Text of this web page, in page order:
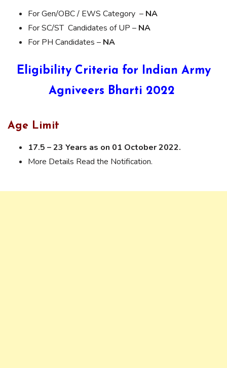
For Gen/OBC / EWS Category – NA
For SC/ST Candidates of UP – NA
For PH Candidates – NA
Eligibility Criteria for Indian Army
Agniveers Bharti 2022
Age Limit
17.5 – 23 Years as on 01 October 2022.
More Details Read the Notification.